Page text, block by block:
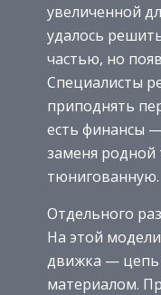
увеличенной
удалось
частью, но
Специалисты
приподнять
есть финансы
заменя родной
тюнигованную.
Отдельного
На этой
движка — цепь
материалом.